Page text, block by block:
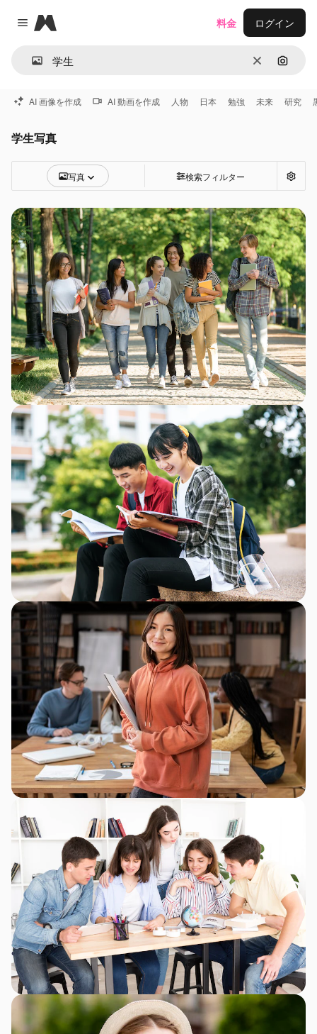
Close menu
Magnific
消去 画像で
料金 ログイン
AI 画像を作成 AI 動画を作成 人物 日本 勉強 未来 研究
学生写真
写真 検索フィルター